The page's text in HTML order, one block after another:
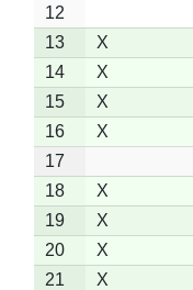
12
13
X
14
X
15
X
16
X
17
18
X
19
X
20
X
21
X